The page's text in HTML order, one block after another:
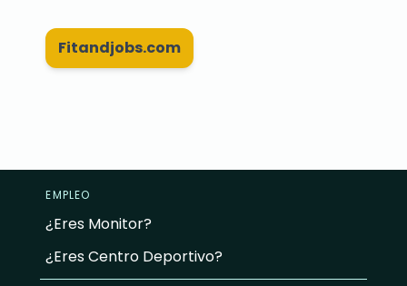
Fitandjobs.com
EMPLEO
¿Eres Monitor?
¿Eres Centro Deportivo?